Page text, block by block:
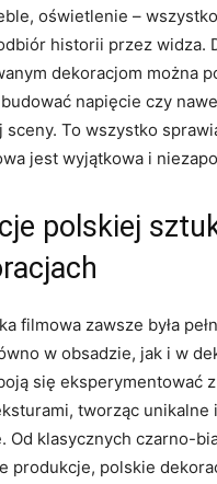
oświetlenie –
historii przez widza.
dekoracjom można
napięcie czy
sceny. To wszystko
jest wyjątkowa i
polskiej
filmowa zawsze była
w obsadzie, jak i w
się eksperymentować
tworząc unikalne
Od klasycznych czarno-
produkcje, polskie